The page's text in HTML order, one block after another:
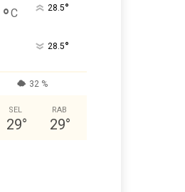
°C 28.5°
28.5°
32 %
SEL
29°
RAB
29°